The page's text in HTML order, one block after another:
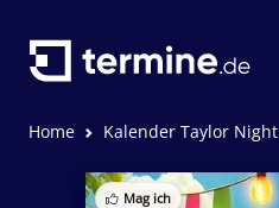
Home Kalender Taylor Night
Mag ich